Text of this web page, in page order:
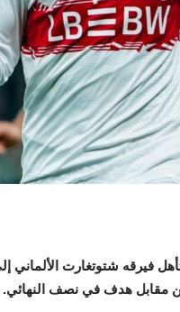
فيرقه شتوتغارت الألماني
مقابل هدف في نصف النهائي.